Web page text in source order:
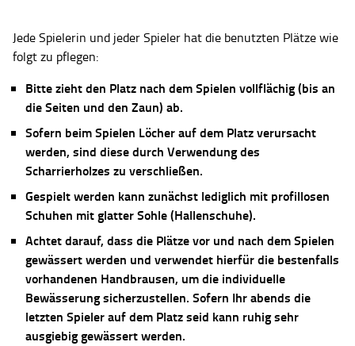
Jede Spielerin und jeder Spieler hat die benutzten Plätze wie
folgt zu pflegen:
Bitte zieht den Platz nach dem Spielen vollflächig (bis an
die Seiten und den Zaun) ab.
Sofern beim Spielen Löcher auf dem Platz verursacht
werden, sind diese durch Verwendung des
Scharrierholzes zu verschließen.
Gespielt werden kann zunächst lediglich mit profillosen
Schuhen mit glatter Sohle (Hallenschuhe).
Achtet darauf, dass die Plätze vor und nach dem Spielen
gewässert werden und verwendet hierfür die bestenfalls
vorhandenen Handbrausen, um die individuelle
Bewässerung sicherzustellen. Sofern Ihr abends die
letzten Spieler auf dem Platz seid kann ruhig sehr
ausgiebig gewässert werden.